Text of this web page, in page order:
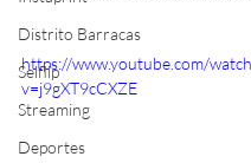
Distrito Barracas
Selflip
Streaming
Deportes
https://www.youtube.com/
v=j9gXT9cCXZE